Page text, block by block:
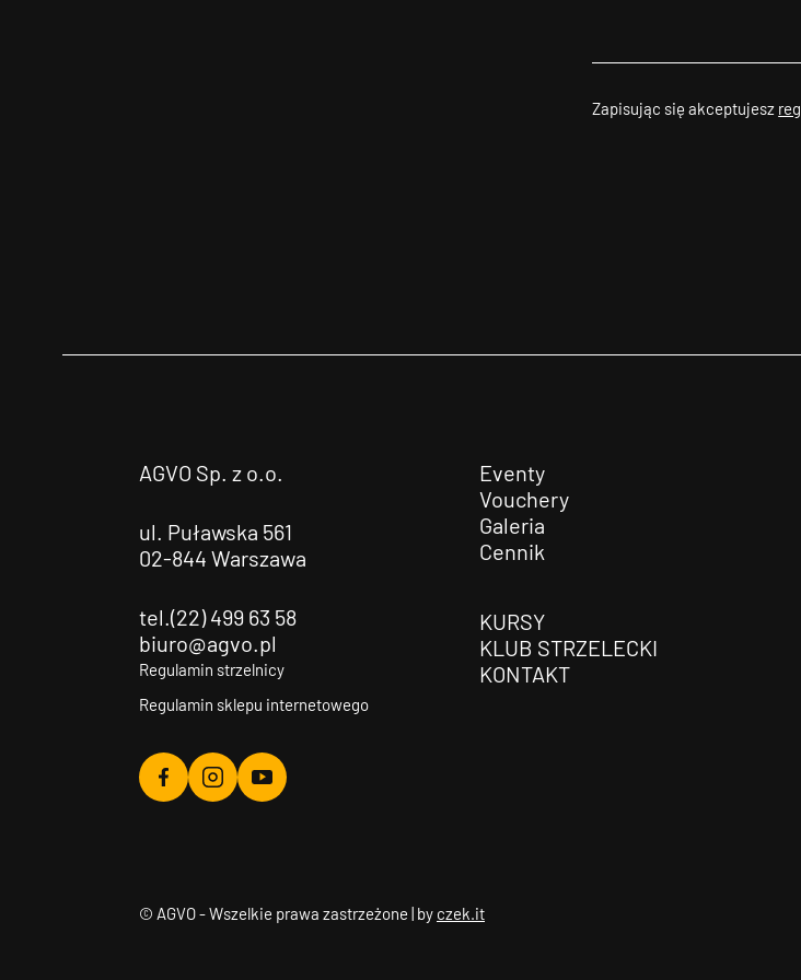
Zapisując się akceptujesz
AGVO Sp. z o.o.
ul. Puławska 561
02-844 Warszawa
tel.(22) 499 63 58
biuro@agvo.pl
Regulamin strzelnicy
Regulamin sklepu internetowego
Agvo
Agvo
Agvo
Eventy
Vouchery
Galeria
Cennik
KURSY
KLUB STRZELECKI
KONTAKT
© AGVO - Wszelkie prawa zastrzeżone | by czek.it